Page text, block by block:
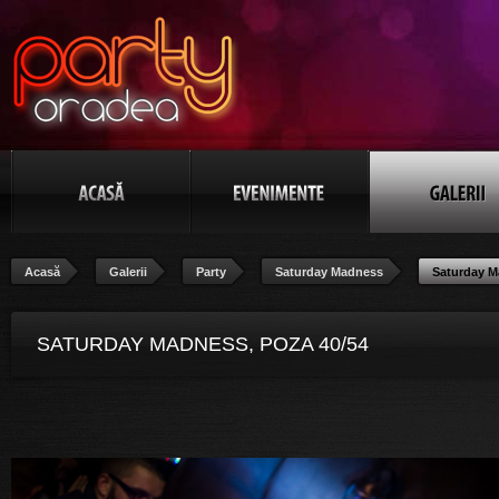
Acasă Galerii Party Saturday Madness Saturday
SATURDAY MADNESS, POZA 40/54